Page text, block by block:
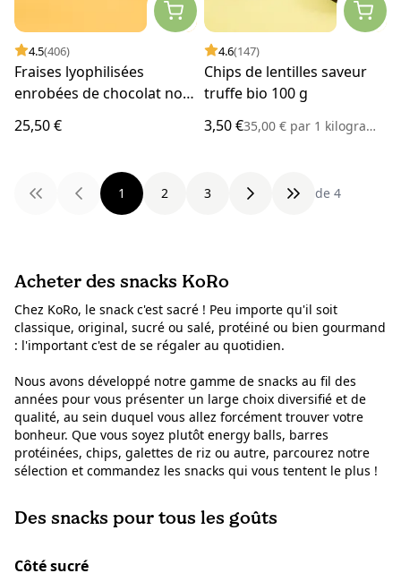
4.5(406)
Fraises lyophilisées
enrobées de chocolat noir
25,50 €
4.6(147)
Chips de lentilles saveur
truffe bio 100 g
3,50 €35,00 € par 1 kilogramme
1 2 3 de 4
Acheter des snacks KoRo
Chez KoRo, le snack c'est sacré ! Peu importe qu'il soit
classique, original, sucré ou salé, protéiné ou bien gourmand
: l'important c'est de se régaler au quotidien.
Nous avons développé notre gamme de snacks au fil des
années pour vous présenter un large choix diversifié et de
qualité, au sein duquel vous allez forcément trouver votre
bonheur. Que vous soyez plutôt energy balls, barres
protéinées, chips, galettes de riz ou autre, parcourez notre
sélection et commandez les snacks qui vous tentent le plus !
Des snacks pour tous les goûts
Côté sucré